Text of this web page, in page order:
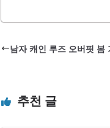
120cm로 여유가 있어
수 있는 점이 큰 장점입
느낌을 줍니다. 가죽
편하여 실용성을 높였
남자 캐인 루즈 오버핏 봄
추천 글